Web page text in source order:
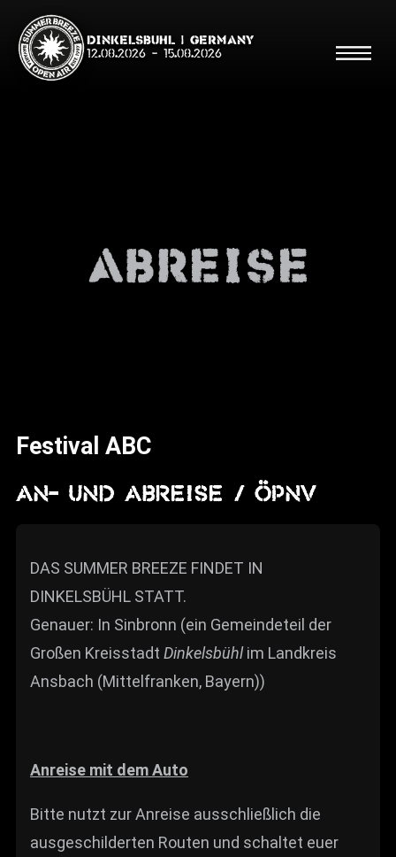
Dinkelsbühl | Germany
12.08.2026 - 15.08.2026
Shop
Info
Media
Kontakt
BARRIEREFREIHEIT
ONLINE
Rückblicke
Galerien
Abreise
Festival ABC
An- und Abreise / ÖPNV
DAS SUMMER BREEZE FINDET IN
DINKELSBÜHL STATT.
Genauer: In Sinbronn (ein Gemeindeteil der
Großen Kreisstadt Dinkelsbühlim Landkreis
Ansbach (Mittelfranken, Bayern))
Anreise mit dem Auto
Bitte nutzt zur Anreise ausschließlich die
ausgeschilderten Routen und schaltet euer